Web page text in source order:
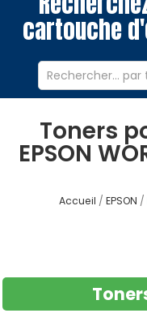
cartouche
Toners
EPSON
Accueil EPSON